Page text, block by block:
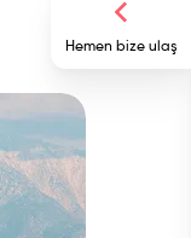
Hemen bize ulaş